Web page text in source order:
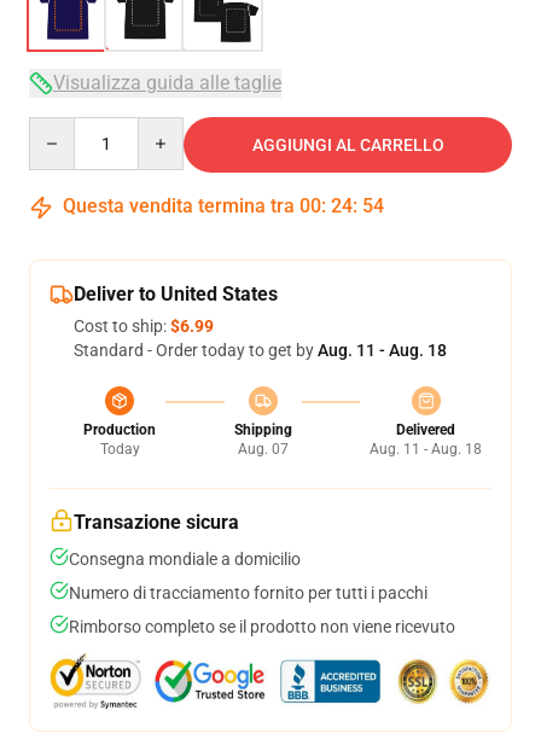
Visualizza guida alle taglie
AGGIUNGI AL CARRELLO
Questa vendita termina tra 00: 24: 54
Deliver to United States
Cost to ship:$6.99
Standard - Order today to get byAug. 11 - Aug. 18
Production
Today
Shipping
Aug. 07
Delivered
Aug. 11 - Aug. 18
Transazione sicura
Consegna mondiale a domicilio
Numero di tracciamento fornito per tutti i pacchi
Rimborso completo se il prodotto non viene ricevuto